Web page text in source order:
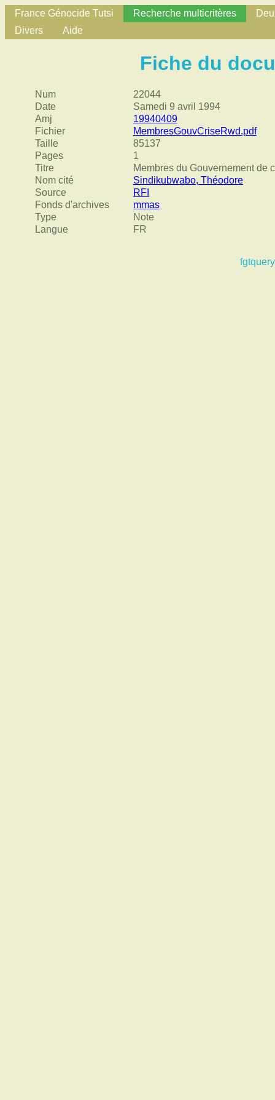
France Génocide Tutsi Recherche multicritères
Divers
Aide
Fiche du
Num
22044
Date
Samedi 9 avril 1994
Amj
19940409
Fichier
MembresGouvCriseRwd.pdf
Taille
85137
Pages
1
Titre
Membres du Gouvernement de
Nom cité
Sindikubwabo, Théodore
Source
RFI
Fonds d'archives
mmas
Type
Note
Langue
FR